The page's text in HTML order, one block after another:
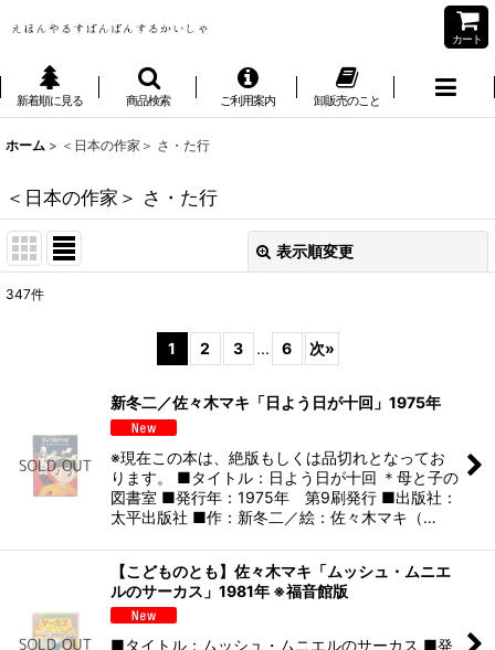
カート
新着順に見る 商品検索 ご利用案内 卸販売のこと
ホーム > ＜日本の作家＞ さ・た行
＜日本の作家＞ さ・た行
表示順変更
並び順:
絞り込む
347件
1 2 3 ... 6 次»
新冬二／佐々木マキ「日よう日が十回」1975年
※現在この本は、絶版もしくは品切れとなってお
ります。 ■タイトル：日よう日が十回 ＊母と子の
図書室 ■発行年：1975年 第9刷発行 ■出版社：
太平出版社 ■作：新冬二／絵：佐々木マキ（…
【こどものとも】佐々木マキ「ムッシュ・ムニエ
ルのサーカス」1981年 ※福音館版
■タイトル：ムッシュ・ムニエルのサーカス ■発